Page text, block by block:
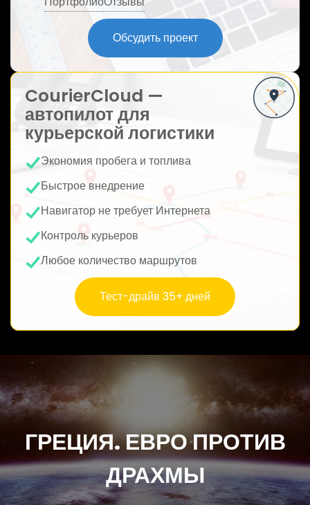
Обсудить проект
CourierCloud —
автопилот для
курьерской логистики
Экономия пробега и топлива
Быстрое внедрение
Навигатор не требует Интернета
Контроль курьеров
Любое количество маршрутов
Тест-драйв 35+ дней
ГРЕЦИЯ. ЕВРО ПРОТИВ
ДРАХМЫ